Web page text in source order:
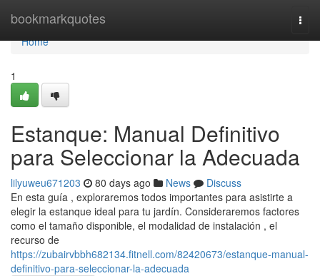
bookmarkquotes
Home
Home
1
Estanque: Manual Definitivo
para Seleccionar la Adecuada
lilyuweu671203 80 days ago News
Discuss
En esta guía , exploraremos todos importantes para asistirte a
elegir la estanque ideal para tu jardín. Consideraremos factores
como el tamaño disponible, el modalidad de instalación , el
recurso de
https://zubairvbbh682134.fitnell.com/82420673/estanque-manual-
definitivo-para-seleccionar-la-adecuada